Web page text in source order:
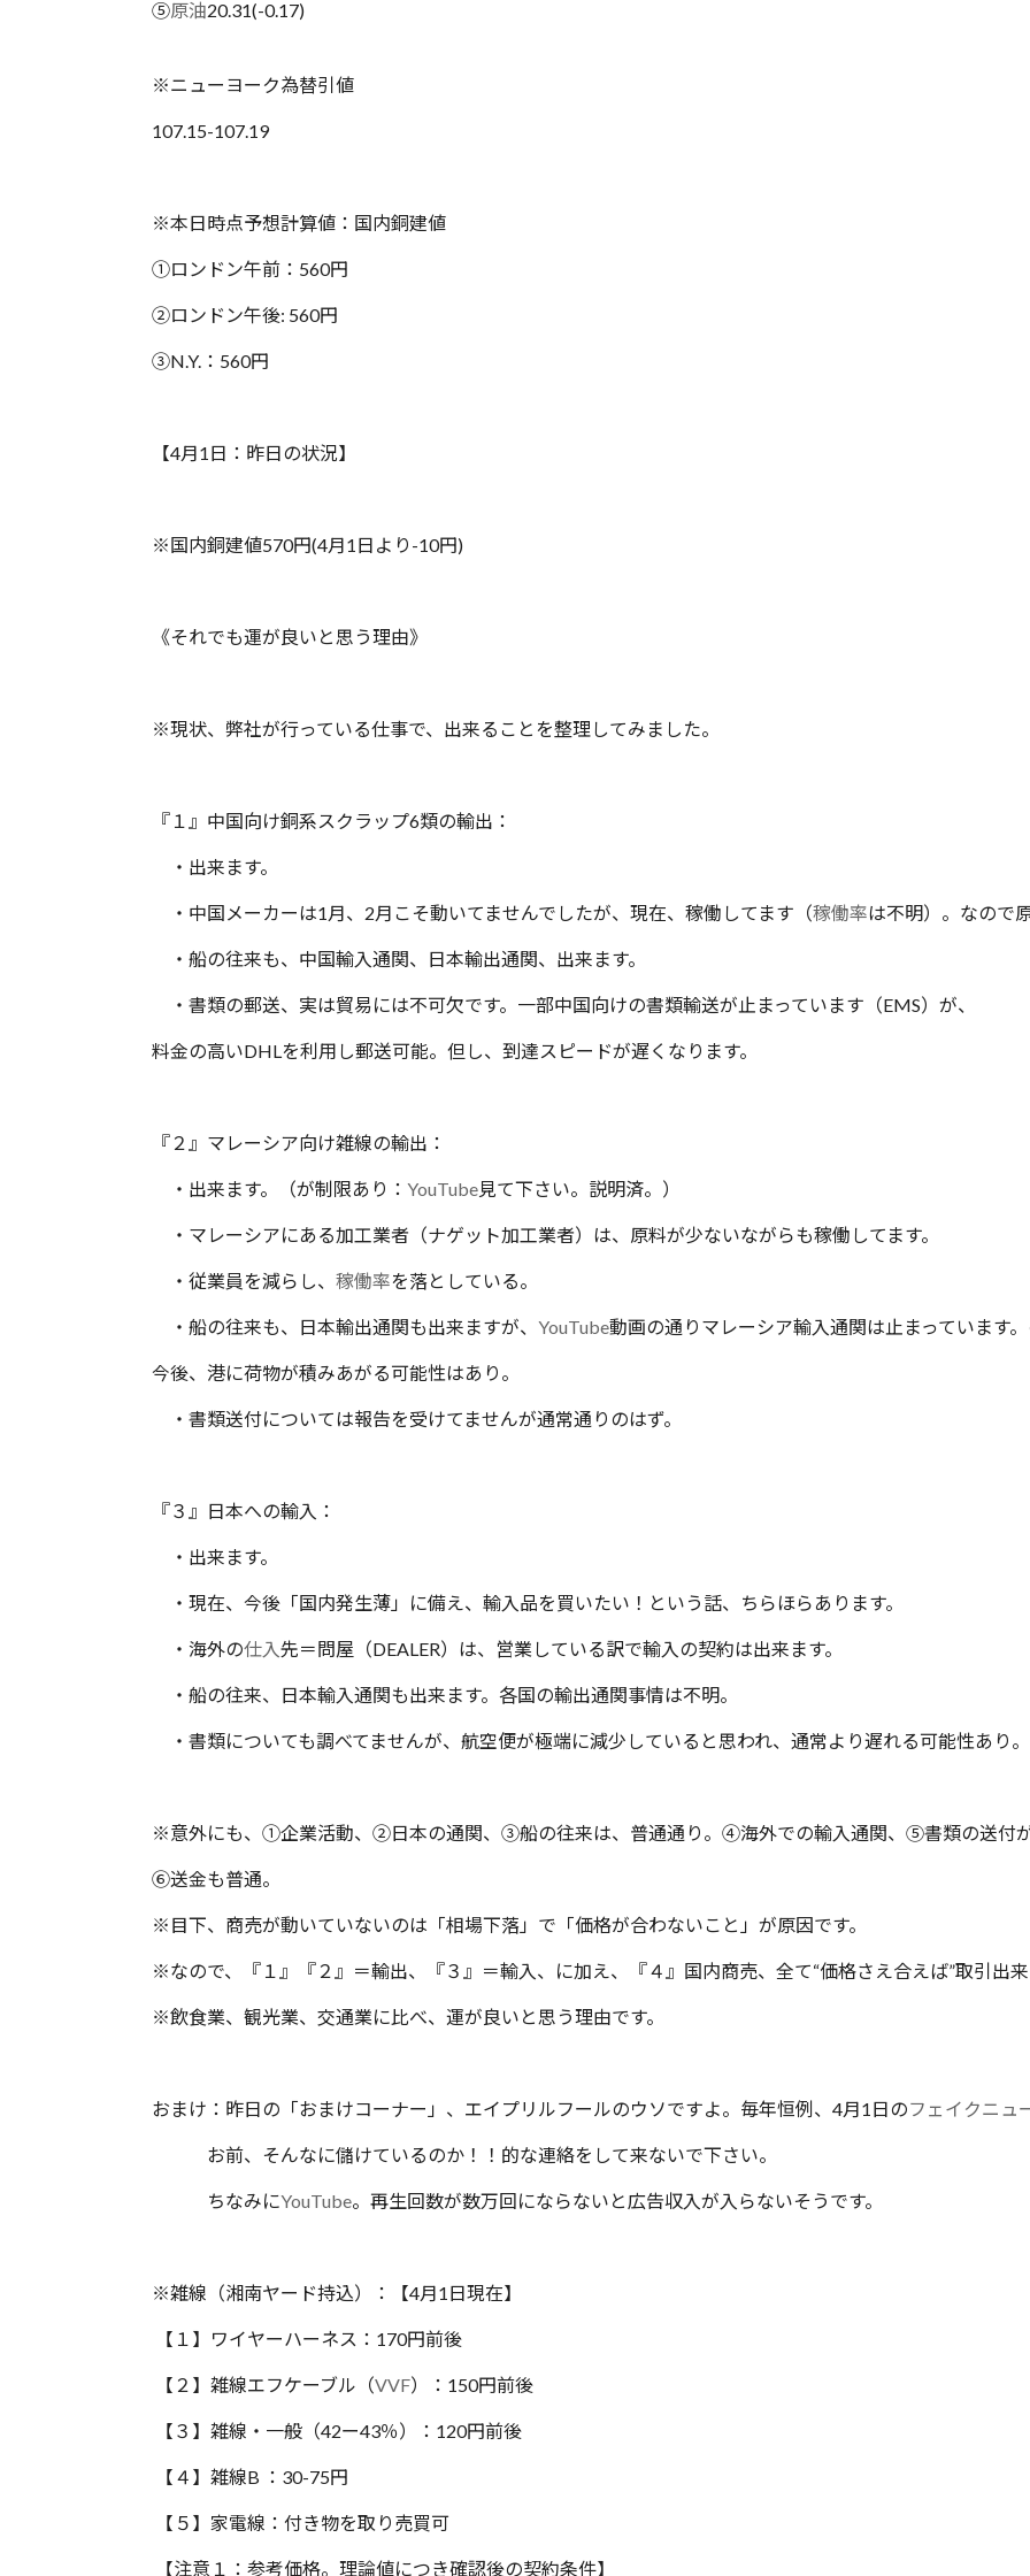
⑤原油20.31(-0.17)
※ニューヨーク為替引値
107.15-107.19
※本日時点予想計算値：国内銅建値
①ロンドン午前：560円
②ロンドン午後: 560円
③N.Y.：560円
【4月1日：昨日の状況】
※国内銅建値570円(4月1日より-10円)
《それでも運が良いと思う理由》
※現状、弊社が行っている仕事で、出来ることを整理してみました。
『１』中国向け銅系スクラップ6類の輸出：
・出来ます。
・中国メーカーは1月、2月こそ動いてませんでしたが、現在、稼働してます（稼働率は不明）。なので
・船の往来も、中国輸入通関、日本輸出通関、出来ます。
・書類の郵送、実は貿易には不可欠です。一部中国向けの書類輸送が止まっています（EMS）が、
料金の高いDHLを利用し郵送可能。但し、到達スピードが遅くなります。
『２』マレーシア向け雑線の輸出：
・出来ます。（が制限あり： YouTube見て下さい。説明済。）
・マレーシアにある加工業者（ナゲット加工業者）は、原料が少ないながらも稼働してます。
・従業員を減らし、 稼働率を落としている。
・船の往来も、日本輸出通関も出来ますが、 YouTube動画の通りマレーシア輸入通関は止まっています
今後、港に荷物が積みあがる可能性はあり。
・書類送付については報告を受けてませんが通常通りのはず。
『３』日本への輸入：
・出来ます。
・現在、今後「国内発生薄」に備え、輸入品を買いたい！という話、ちらほらあります。
・海外の仕入先＝問屋（DEALER）は、営業している訳で輸入の契約は出来ます。
・船の往来、日本輸入通関も出来ます。各国の輸出通関事情は不明。
・書類についても調べてませんが、航空便が極端に減少していると思われ、通常より遅れる可能性
※意外にも、①企業活動、②日本の通関、③船の往来は、普通通り。④海外での輸入通関、⑤書類の送付
⑥送金も普通。
※目下、商売が動いていないのは「相場下落」で「価格が合わないこと」が原因です。
※なので、『１』『２』＝輸出、『３』＝輸入、に加え、『４』国内商売、全て“価格さえ合えば”取引出
※飲食業、観光業、交通業に比べ、運が良いと思う理由です。
おまけ：昨日の「おまけコーナー」、エイプリルフールのウソですよ。毎年恒例、4月1日のフェイクニュ
お前、そんなに儲けているのか！！的な連絡をして来ないで下さい。
ちなみにYouTube。再生回数が数万回にならないと広告収入が入らないそうです。
※雑線（湘南ヤード持込）：【4月1日現在】
【１】ワイヤーハーネス：170円前後
【２】雑線エフケーブル（VVF）：150円前後
【３】雑線・一般（42ー43％）：120円前後
【４】雑線B ：30-75円
【５】家電線：付き物を取り売買可
【注意１：参考価格。理論値につき確認後の契約条件】